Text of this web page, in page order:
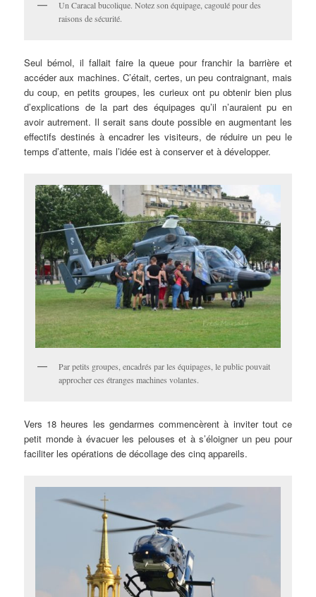
Un Caracal bucolique. Notez son équipage, cagoulé pour des
raisons de sécurité.
Seul bémol, il fallait faire la queue pour franchir la barrière et
accéder aux machines. C’était, certes, un peu contraignant, mais
du coup, en petits groupes, les curieux ont pu obtenir bien plus
d’explications de la part des équipages qu’il n’auraient pu en
avoir autrement. Il serait sans doute possible en augmentant les
effectifs destinés à encadrer les visiteurs, de réduire un peu le
temps d’attente, mais l’idée est à conserver et à développer.
Par petits groupes, encadrés par les équipages, le public pouvait
approcher ces étranges machines volantes.
Vers 18 heures les gendarmes commencèrent à inviter tout ce
petit monde à évacuer les pelouses et à s’éloigner un peu pour
faciliter les opérations de décollage des cinq appareils.